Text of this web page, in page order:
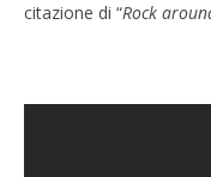
citazione di “Rock